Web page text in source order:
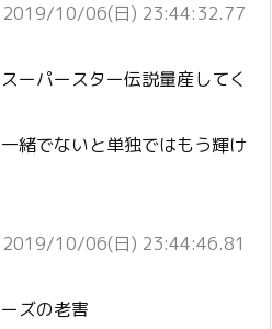
2019/10/06(日) 23:44:32.77
ーパースター伝説量産してく
緒でないと単独ではもう輝け
2019/10/06(日) 23:44:46.81
ズの老害